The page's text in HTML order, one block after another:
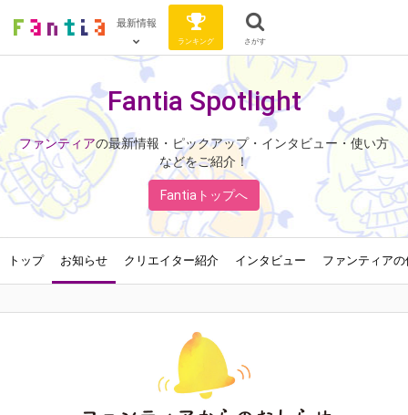
最新情報
ランキング さがす
Fantia Spotlight
ファンティアの最新情報・ピックアップ・インタビュー・使い方
などをご紹介！
Fantiaトップへ
トップ お知らせ クリエイター紹介 インタビュー ファンティア